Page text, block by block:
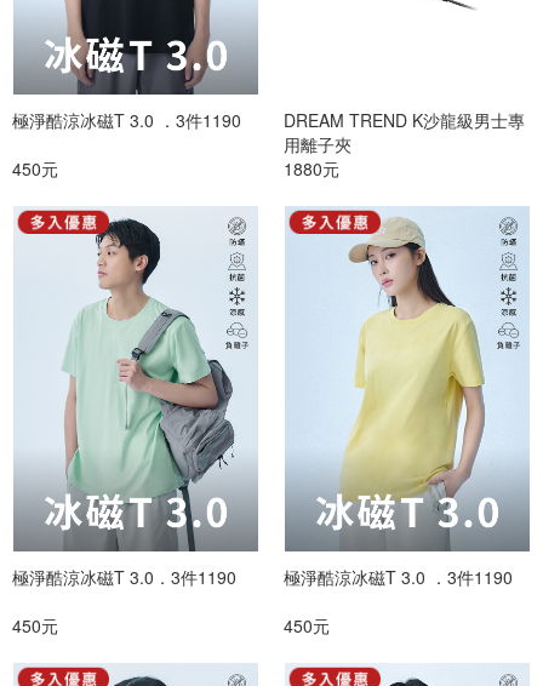
極淨酷涼冰磁T 3.0 ．3件1190
450元
DREAM TREND K沙龍級男士專
用離子夾
1880元
極淨酷涼冰磁T 3.0．3件1190
450元
極淨酷涼冰磁T 3.0 ．3件1190
450元